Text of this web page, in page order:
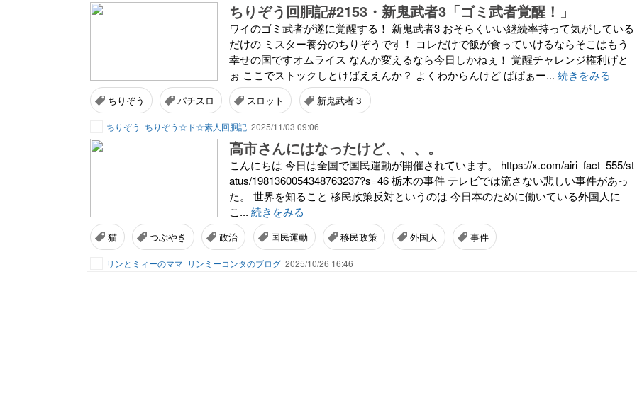
ちりぞう回胴記#2153・新鬼武者3「ゴミ武者覚醒！」
ワイのゴミ武者が遂に覚醒する！ 新鬼武者3 おそらくいい継続率持って気がしている
だけの ミスター養分のちりぞうです！ コレだけで飯が食っていけるならそこはもう
幸せの国ですオムライス なんか変えるなら今日しかねぇ！ 覚醒チャレンジ権利げと
ぉ ここでストックしとけばええんか？ よくわからんけど ぱぱぁー... 続きをみる
ちりぞう パチスロ スロット 新鬼武者３
ちりぞう ちりぞう☆ド☆素人回胴記 2025/11/03 09:06
高市さんにはなったけど、、、。
こんにちは 今日は全国で国民運動が開催されています。 https://x.com/airi_fact_555/st
atus/1981360054348763237?s=46 栃木の事件 テレビでは流さない悲しい事件があっ
た。 世界を知ること 移民政策反対というのは 今日本のために働いている外国人に
こ... 続きをみる
猫 つぶやき 政治 国民運動 移民政策 外国人 事件
リンとミィーのママ リンミーコンタのブログ 2025/10/26 16:46